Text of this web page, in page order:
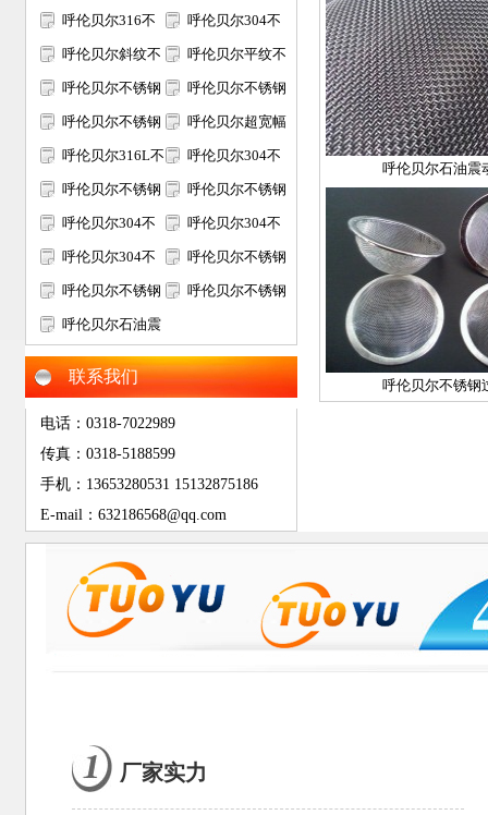
网 丝网
呼伦贝尔316不
锈钢网
呼伦贝尔304不
锈钢网
呼伦贝尔斜纹不
锈钢网
呼伦贝尔平纹不
锈钢网
呼伦贝尔不锈钢
席型网
呼伦贝尔不锈钢
过滤网
呼伦贝尔不锈钢
轧花网
呼伦贝尔超宽幅
不锈钢网
呼伦贝尔316L不
锈钢网
呼伦贝尔304不
锈钢电焊网
呼伦贝尔不锈钢
金属装饰网
呼伦贝尔不锈钢
包边网片
呼伦贝尔304不
锈钢过滤网筒
呼伦贝尔304不
锈钢筛网
呼伦贝尔304不
锈钢矿筛网
呼伦贝尔不锈钢
网片
呼伦贝尔不锈钢
网筐网篮
呼伦贝尔不锈钢
呼伦贝尔石油震
动筛网
联系我们
电话：0318-7022989
传真：0318-5188599
手机：13653280531 15132875186
E-mail：632186568@qq.com
呼伦贝尔石油震
呼伦贝尔不锈钢
厂家实力